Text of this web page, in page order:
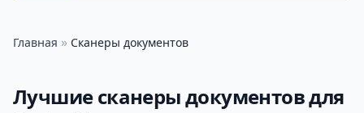
Главная » Сканеры документов
Лучшие сканеры документов для